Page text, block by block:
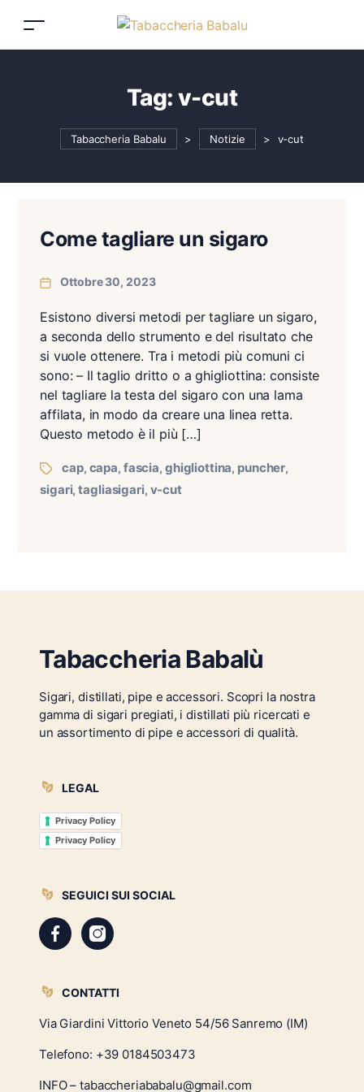
Tag: v-cut
Tabaccheria Babalu > Notizie > v-cut
Come tagliare un sigaro
Ottobre 30, 2023
Esistono diversi metodi per tagliare un sigaro,
a seconda dello strumento e del risultato che
si vuole ottenere. Tra i metodi più comuni ci
sono: – Il taglio dritto o a ghigliottina: consiste
nel tagliare la testa del sigaro con una lama
affilata, in modo da creare una linea retta.
Questo metodo è il più […]
cap, capa, fascia, ghigliottina, puncher,
sigari,tagliasigari, v-cut
Tabaccheria Babalù
Sigari, distillati, pipe e accessori. Scopri la nostra
gamma di sigari pregiati, i distillati più ricercati e
un assortimento di pipe e accessori di qualità.
LEGAL
Privacy Policy
Privacy Policy
SEGUICI SUI SOCIAL
CONTATTI
Via Giardini Vittorio Veneto 54/56 Sanremo (IM)
Telefono: +39 0184503473
INFO – tabaccheriababalu@gmail.com